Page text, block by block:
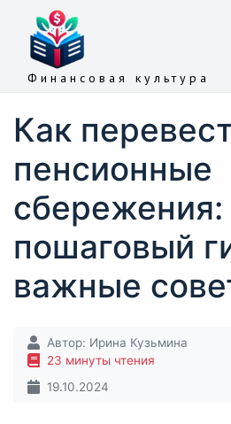
Финансовая культура
Как
пенсионные
сбережения:
пошаговый
важные
Автор: Ирина Кузьмина
23 минуты чтения
19.10.2024